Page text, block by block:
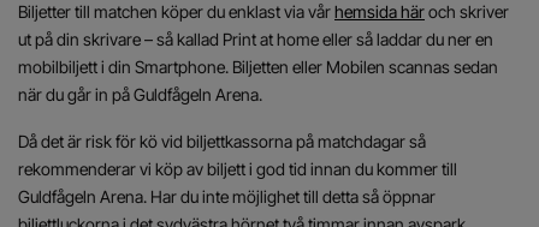
Biljetter till matchen köper du enklast via vårhemsida häroch skriver
ut på din skrivare – så kallad Print at home eller så laddar du ner en
mobilbiljett i din Smartphone. Biljetten eller Mobilen scannas sedan
när du går in på Guldfågeln Arena.
Då det är risk för kö vid biljettkassorna på matchdagar så
rekommenderar vi köp av biljett i god tid innan du kommer till
Guldfågeln Arena. Har du inte möjlighet till detta så öppnar